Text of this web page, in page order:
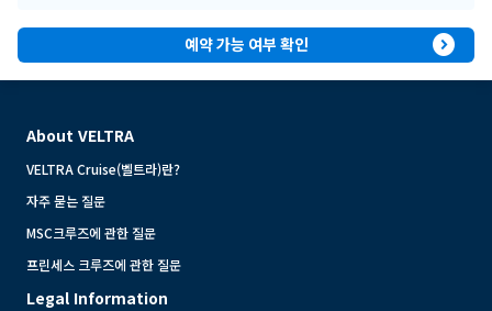
예약 가능 여부 확인 expand_circle_right
About VELTRA
VELTRA Cruise(벨트라)란?
자주 묻는 질문
MSC크루즈에 관한 질문
프린세스 크루즈에 관한 질문
Legal Information